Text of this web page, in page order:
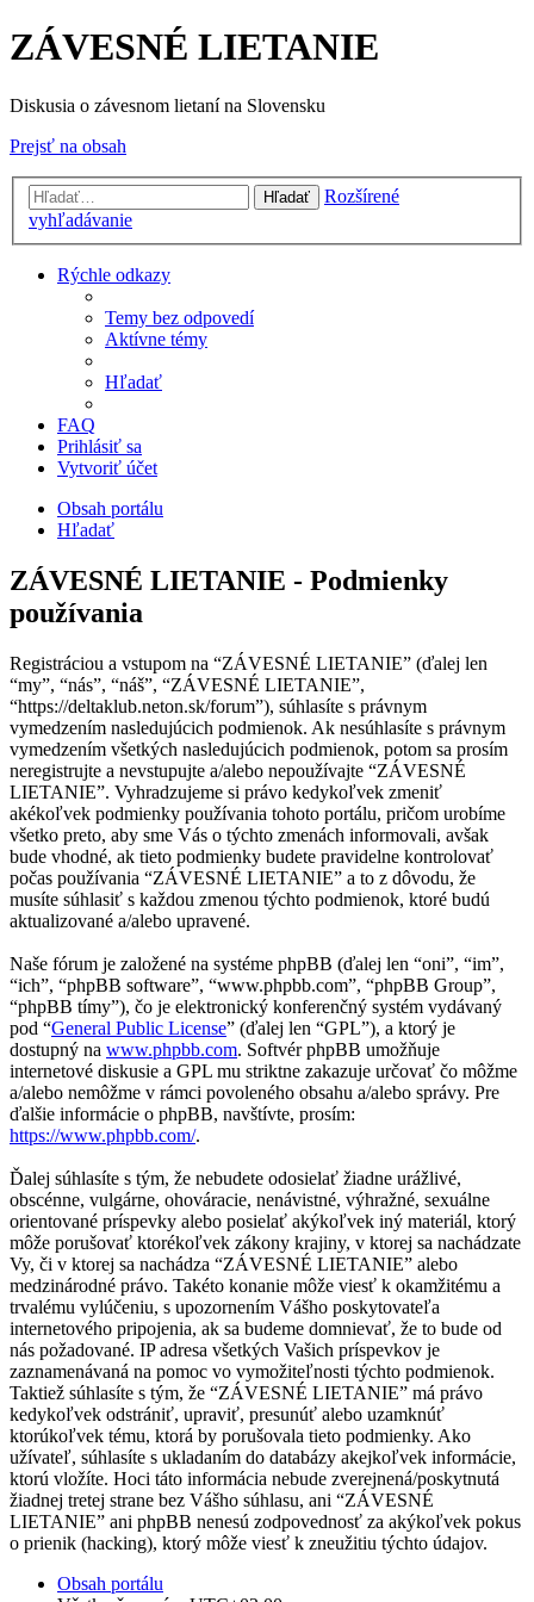
ZÁVESNÉ LIETANIE
Diskusia o závesnom lietaní na Slovensku
Prejsť na obsah
Hľadať
Rozšírené
vyhľadávanie
Rýchle odkazy
Temy bez odpovedí
Aktívne témy
Hľadať
FAQ
Prihlásiť sa
Vytvoriť účet
Obsah portálu
Hľadať
ZÁVESNÉ LIETANIE - Podmienky
používania
Registráciou a vstupom na “ZÁVESNÉ LIETANIE” (ďalej len
“my”, “nás”, “náš”, “ZÁVESNÉ LIETANIE”,
“https://deltaklub.neton.sk/forum”), súhlasíte s právnym
vymedzením nasledujúcich podmienok. Ak nesúhlasíte s právnym
vymedzením všetkých nasledujúcich podmienok, potom sa prosím
neregistrujte a nevstupujte a/alebo nepoužívajte “ZÁVESNÉ
LIETANIE”. Vyhradzujeme si právo kedykoľvek zmeniť
akékoľvek podmienky používania tohoto portálu, pričom urobíme
všetko preto, aby sme Vás o týchto zmenách informovali, avšak
bude vhodné, ak tieto podmienky budete pravidelne kontrolovať
počas používania “ZÁVESNÉ LIETANIE” a to z dôvodu, že
musíte súhlasiť s každou zmenou týchto podmienok, ktoré budú
aktualizované a/alebo upravené.
Naše fórum je založené na systéme phpBB (ďalej len “oni”, “im”,
“ich”, “phpBB software”, “www.phpbb.com”, “phpBB Group”,
“phpBB tímy”), čo je elektronický konferenčný systém vydávaný
pod “General Public License” (ďalej len “GPL”), a ktorý je
dostupný na www.phpbb.com. Softvér phpBB umožňuje
internetové diskusie a GPL mu striktne zakazuje určovať čo môžme
a/alebo nemôžme v rámci povoleného obsahu a/alebo správy. Pre
ďalšie informácie o phpBB, navštívte, prosím:
https://www.phpbb.com/.
Ďalej súhlasíte s tým, že nebudete odosielať žiadne urážlivé,
obscénne, vulgárne, ohováracie, nenávistné, výhražné, sexuálne
orientované príspevky alebo posielať akýkoľvek iný materiál, ktorý
môže porušovať ktorékoľvek zákony krajiny, v ktorej sa nachádzate
Vy, či v ktorej sa nachádza “ZÁVESNÉ LIETANIE” alebo
medzinárodné právo. Takéto konanie môže viesť k okamžitému a
trvalému vylúčeniu, s upozornením Vášho poskytovateľa
internetového pripojenia, ak sa budeme domnievať, že to bude od
nás požadované. IP adresa všetkých Vašich príspevkov je
zaznamenávaná na pomoc vo vymožiteľnosti týchto podmienok.
Taktiež súhlasíte s tým, že “ZÁVESNÉ LIETANIE” má právo
kedykoľvek odstrániť, upraviť, presunúť alebo uzamknúť
ktorúkoľvek tému, ktorá by porušovala tieto podmienky. Ako
užívateľ, súhlasíte s ukladaním do databázy akejkoľvek informácie,
ktorú vložíte. Hoci táto informácia nebude zverejnená/poskytnutá
žiadnej tretej strane bez Vášho súhlasu, ani “ZÁVESNÉ
LIETANIE” ani phpBB nenesú zodpovednosť za akýkoľvek pokus
o prienik (hacking), ktorý môže viesť k zneužitiu týchto údajov.
Obsah portálu